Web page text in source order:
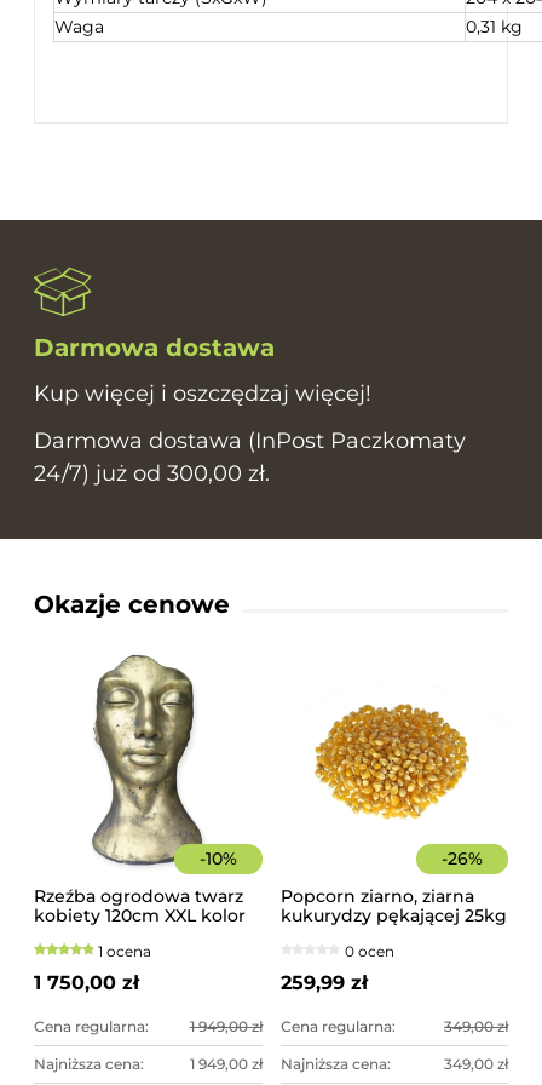
Waga
0,31 kg
Darmowa dostawa
Kup więcej i oszczędzaj więcej!
Darmowa dostawa (InPost Paczkomaty
24/7) już od 300,00 zł.
Okazje cenowe
-10%
Rzeźba ogrodowa twarz
kobiety 120cm XXL kolor
imponująca dekoracja
ogrodowa
1 ocena
1 750,00 zł
Cena regularna: 1 949,00 zł
Najniższa cena: 1 949,00 zł
-26%
Popcorn ziarno, ziarna
kukurydzy pękającej 25kg
0 ocen
259,99 zł
Cena regularna: 349,00 zł
Najniższa cena: 349,00 zł